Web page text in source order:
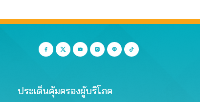
ประเด็นคุ้มครองผู้บริโภค